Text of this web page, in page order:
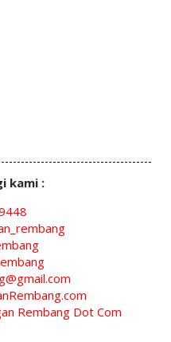
kami :
Rembang Dot Com